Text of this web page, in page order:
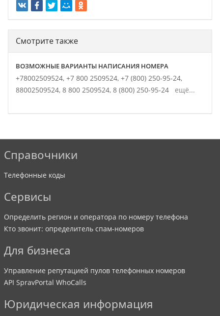
Смотрите также
ВОЗМОЖНЫЕ ВАРИАНТЫ НАПИСАНИЯ НОМЕРА
+78002509524, +7 800 2509524, +7 (800) 250-95-24,
88002509524, 8 800 2509524, 8 (800) 250-95-24 ещё...
Справочники
Телефонные коды
Сервисы
Определить регион и оператора по номеру телефона
Кто звонит: определитель спам-номеров
Для бизнеса
Управление репутацией пулов телефонных номеров
API SpravPortal WhoCalls
Юридическая информация